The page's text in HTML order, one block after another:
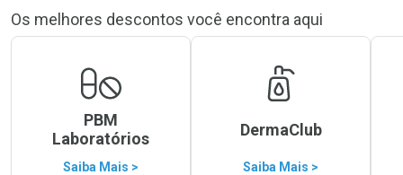
Os melhores descontos você encontra aqui
PBM
Laboratórios
Saiba Mais >
DermaClub
Saiba Mais >